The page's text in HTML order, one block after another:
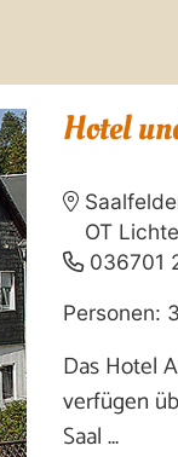
Hotel
OT Lichte
036701
Personen:
Das Hotel
verfügen
Saal ...